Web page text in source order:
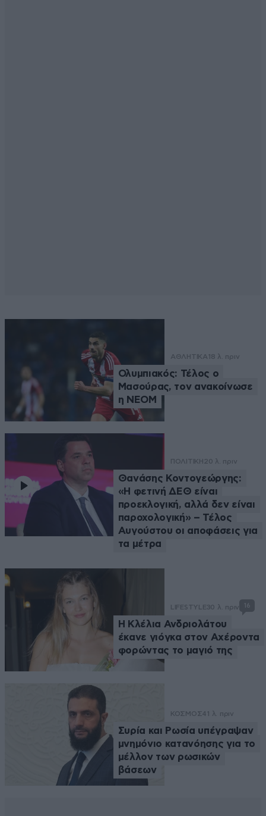
ΑΘΛΗΤΙΚΑ 18 λ. πριν
Ολυμπιακός: Τέλος ο
Μασούρας, τον ανακοίνωσε
η ΝΕΟΜ
ΠΟΛΙΤΙΚΗ20 λ. πριν
Θανάσης Κοντογεώργης:
«Η φετινή ΔΕΘ είναι
προεκλογική, αλλά δεν είναι
παροχολογική» – Τέλος
Αυγούστου οι αποφάσεις για
τα μέτρα
LIFESTYLE30 λ. πριν 16
Η Κλέλια Ανδριολάτου
έκανε γιόγκα στον Αχέροντα
φορώντας το μαγιό της
ΚΟΣΜΟΣ41 λ. πριν
Συρία και Ρωσία υπέγραψαν
μνημόνιο κατανόησης για το
μέλλον των ρωσικών
βάσεων